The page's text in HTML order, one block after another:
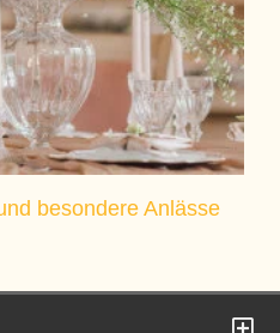
besondere Anlässe